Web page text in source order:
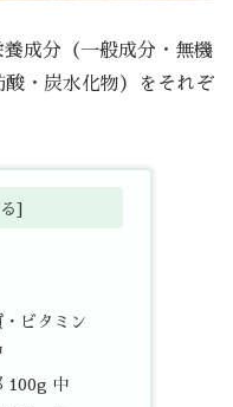
成分（一般成分・無機
・炭水化物）をそれぞ
・ビタミン
100g 中